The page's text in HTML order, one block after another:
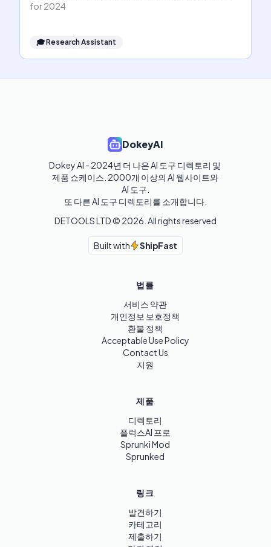
for 2024
🎓Research Assistant
DokeyAI
Dokey AI - 2024년 더 나은 AI 도구 디렉토리 및
제품 쇼케이스. 2000개 이상의 AI 웹사이트와
AI 도구.
또 다른 AI 도구 디렉토리를 소개합니다.
DETOOLS LTD © 2026 . All rights reserved
Built with ShipFast
법률
서비스 약관
개인정보 보호정책
환불 정책
Acceptable Use Policy
Contact Us
지원
제품
디렉토리
플럭스AI 프로
Sprunki Mod
Sprunked
링크
발견하기
카테고리
제출하기